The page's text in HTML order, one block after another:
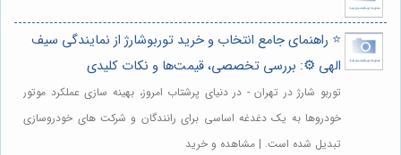
⭐️ راهنمای جامع انتخاب و خرید توربوشارژ از نمایندگی سیف
الهی ⚙️: بررسی تخصصی، قیمت‌ها و نکات کلیدی
توربو شارژ در تهران - در دنیای پرشتاب امروز، بهینه سازی عملکرد موتور
خودروها به یک دغدغه اساسی برای رانندگان و شرکت های خودروسازی
تبدیل شده است. | مشاهده و خرید